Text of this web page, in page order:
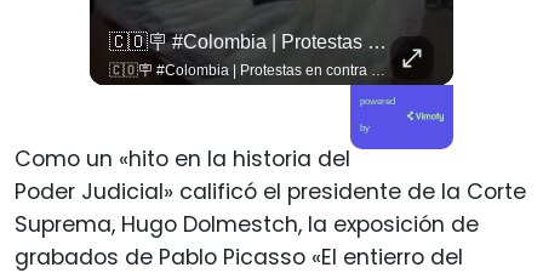
🇨🇴🪧 #Colombia | Protestas En Contra De La Toma De Posesión De Abelardo Son Lideradas Por Iván Cepeda
🇨🇴🪧 #Colombia | Protestas en contra de la toma de posesión de Abelardo son lideradas por Iván Cepeda
powered
by
Como un «hito en la historia del
Poder Judicial» calificó el presidente de la Corte
Suprema, Hugo Dolmestch, la exposición de
grabados de Pablo Picasso «El entierro del